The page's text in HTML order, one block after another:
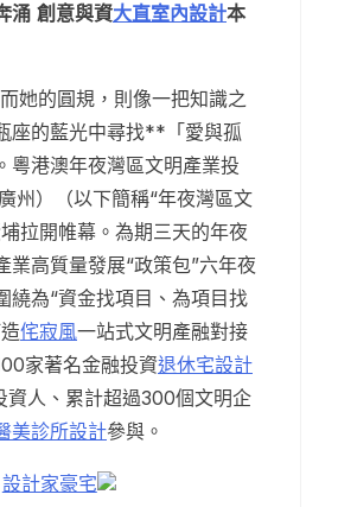
涌 創意與資大直室內設計本
她的圓規，則像一把知識之
座的藍光中尋找**「愛與孤
粵港澳年夜灣區文明產業投
州）（以下簡稱“年夜灣區文
拉開帷幕。為期三天的年夜
業高質量發展“政策包”六年夜
繞為“資金找項目、為項目找
侘寂風一站式文明產融對接
家著名金融投資退休宅設計
資人、累計超過300個文明企
美診所設計參與。
設計家豪宅